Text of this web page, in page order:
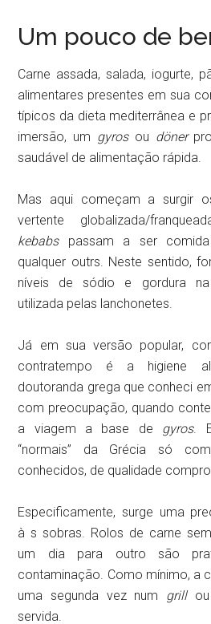
Um pouco de
Carne assada, salada, iogurte,
alimentares presentes em sua
típicos da dieta mediterrânea e
imersão, um gyrosou döner
saudável de alimentação rápida.
Mas aqui começam a surgir
vertente globalizada/
kebabspassam a ser comida
qualquer outrs. Neste sentido,
níveis de sódio e gordura na
utilizada pelas lanchonetes.
Já em sua versão popular,
contratempo é a higiene
doutoranda grega que conheci
com preocupação, quando
a viagem a base de gyros.
“normais” da Grécia só
conhecidos, de qualidade
Especificamente, surge uma
à s sobras. Rolos de carne
um dia para outro são
contaminação. Como mínimo, a
uma segunda vez num grillou
servida.